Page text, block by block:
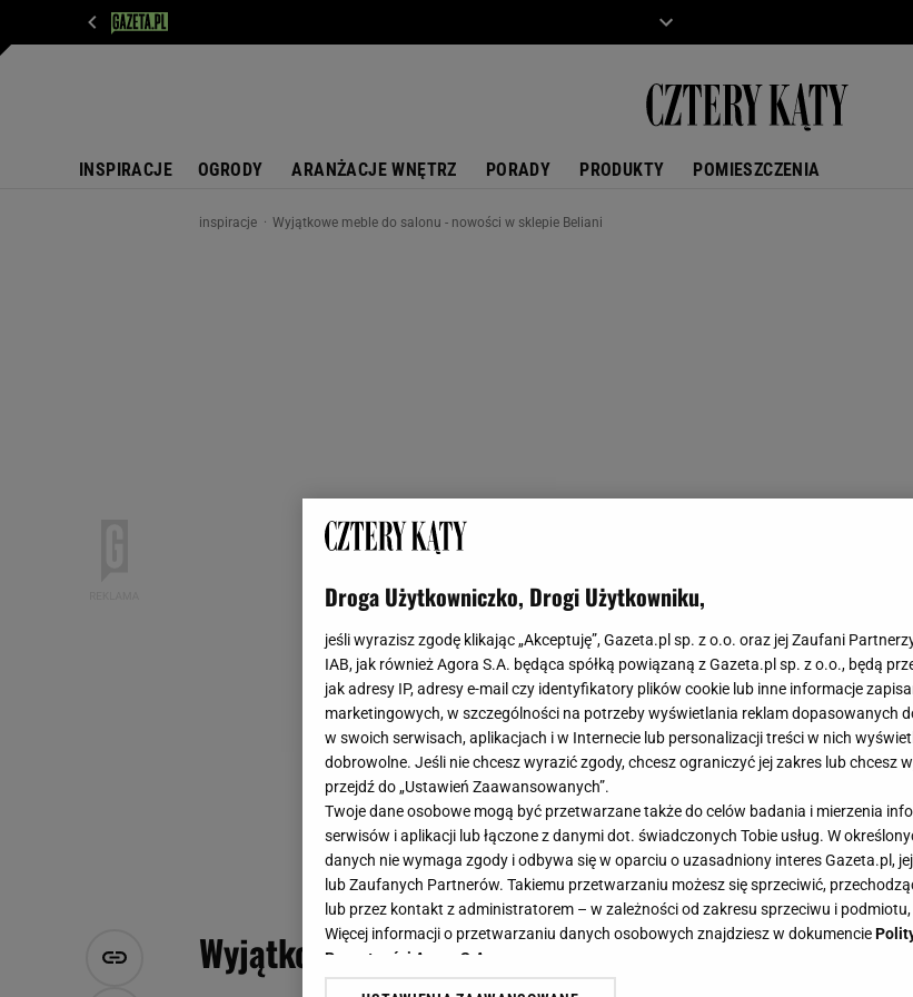
INSPIRACJE OGRODY ARANŻACJE WNĘTRZ PORADY PRODUKTY POMIESZCZENIA
inspiracje Wyjątkowe meble do salonu - nowości w sklepie Beliani
Wyjątkowe meble do salonu - nowości w sklepie
Droga Użytkowniczko, Drogi Użytkowniku,
jeśli wyrazisz zgodę klikając „Akceptuję”, Gazeta.pl sp. z o.o. oraz jej Zaufani
IAB, jak również Agora S.A. będąca spółką powiązaną z Gazeta.pl sp. z o.o., będą
jak adresy IP, adresy e-mail czy identyfikatory plików cookie lub inne informacje
marketingowych, w szczególności na potrzeby wyświetlania reklam dopasowanych
w swoich serwisach, aplikacjach i w Internecie lub personalizacji treści w nich
dobrowolne. Jeśli nie chcesz wyrazić zgody, chcesz ograniczyć jej zakres lub chcesz
przejdź do „Ustawień Zaawansowanych”.
Twoje dane osobowe mogą być przetwarzane także do celów badania i mierzenia
serwisów i aplikacji lub łączone z danymi dot. świadczonych Tobie usług. W
danych nie wymaga zgody i odbywa się w oparciu o uzasadniony interes Gazeta.pl,
lub Zaufanych Partnerów. Takiemu przetwarzaniu możesz się sprzeciwić,
lub przez kontakt z administratorem – w zależności od zakresu sprzeciwu i
Więcej informacji o przetwarzaniu danych osobowych znajdziesz w dokumencie
Prywatności Agora S.A.